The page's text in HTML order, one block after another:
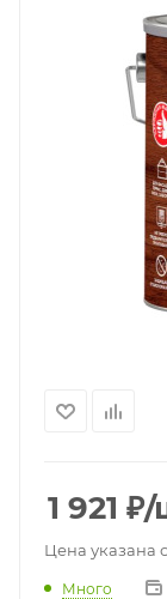
1 921 ₽/
Цена указана
Много